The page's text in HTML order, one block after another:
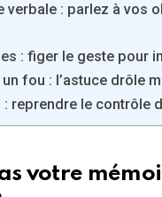
verbale : parlez à vos
: figer le geste pour
fou : l’astuce drôle
reprendre le contrôle
votre